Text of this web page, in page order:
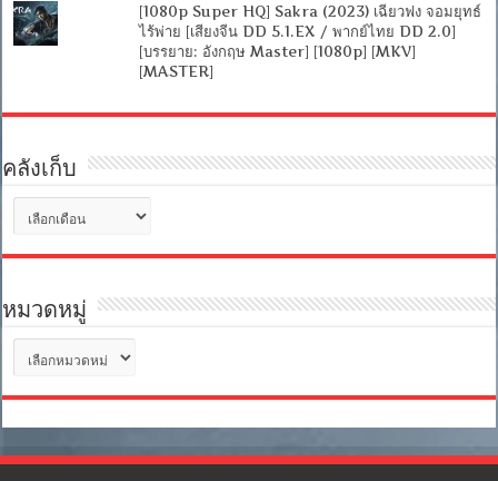
[1080p Super HQ] Sakra (2023) เฉียวฟง จอมยุทธ์
ไร้พ่าย [เสียงจีน DD 5.1.EX / พากย์ไทย DD 2.0]
[บรรยาย: อังกฤษ Master] [1080p] [MKV]
[MASTER]
คลังเก็บ
เก็บ
หมวดหมู่
หมู่